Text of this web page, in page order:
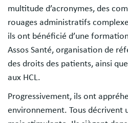
multitude d’acronymes, des
rouages administratifs
ils ont bénéficié d’une
Assos Santé, organisation de
des droits des patients, ainsi que
aux HCL.
Progressivement, ils ont
environnement. Tous décrivent